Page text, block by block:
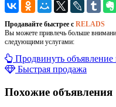
Продавайте быстрее с RELADS
Вы можете привлечь больше
следующими услугами:
Продвинуть объявление
Быстрая продажа
Похожие объявления